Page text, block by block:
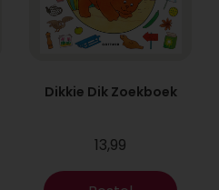
Dikkie Dik Zoekboek
13,99